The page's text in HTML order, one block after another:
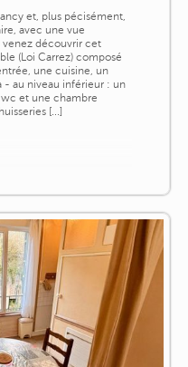
et, plus pécisément,
avec une vue
venez découvrir cet
(Loi Carrez) composé
une cuisine, un
- au niveau inférieur : un
et une chambre
[...]